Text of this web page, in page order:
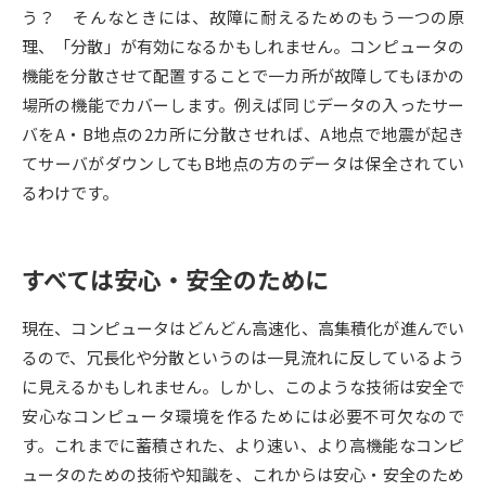
オープンキャンパス検索 実施プログラムから探す
来場型・Web型イベント特集 夢ナビライブ
受験準備 資料検索
志望校・出願校を調べる
併願校選び 受験スケジュールを立てよう
先輩が入学を決めた理由 テレメール全国一斉進学調査
新生活お役立ちガイド
う？ そんなときには、故障に耐えるためのもう一つの原
理、「分散」が有効になるかもしれません。コンピュータの
機能を分散させて配置することで一カ所が故障してもほかの
場所の機能でカバーします。例えば同じデータの入ったサー
バをA・B地点の2カ所に分散させれば、A地点で地震が起き
てサーバがダウンしてもB地点の方のデータは保全されてい
るわけです。
すべては安心・安全のために
現在、コンピュータはどんどん高速化、高集積化が進んでい
るので、冗長化や分散というのは一見流れに反しているよう
に見えるかもしれません。しかし、このような技術は安全で
安心なコンピュータ環境を作るためには必要不可欠なので
す。これまでに蓄積された、より速い、より高機能なコンピ
ュータのための技術や知識を、これからは安心・安全のため